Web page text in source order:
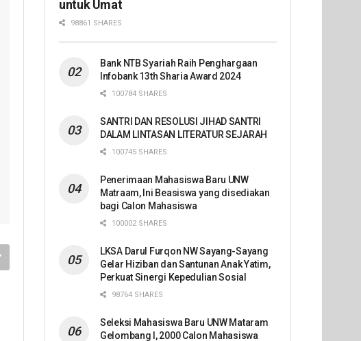
untuk Umat
98861 SHARES
Bank NTB Syariah Raih Penghargaan
Infobank 13th Sharia Award 2024
100784 SHARES
SANTRI DAN RESOLUSI JIHAD SANTRI
DALAM LINTASAN LITERATUR SEJARAH
100745 SHARES
Penerimaan Mahasiswa Baru UNW
Matraam, Ini Beasiswa yang disediakan
bagi Calon Mahasiswa
100002 SHARES
LKSA Darul Furqon NW Sayang-Sayang
Gelar Hiziban dan Santunan Anak Yatim,
Perkuat Sinergi Kepedulian Sosial
98764 SHARES
Seleksi Mahasiswa Baru UNW Mataram
Gelombang I, 2000 Calon Mahasiswa